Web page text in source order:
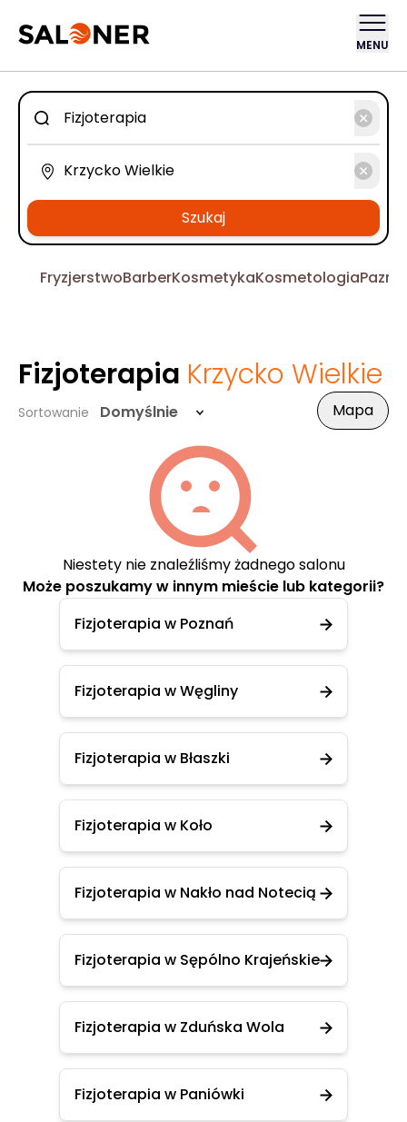
MENU
Szukaj
FryzjerstwoBarberKosmetykaKosmetologia
Fizjoterapia Krzycko Wielkie
Sortowanie Domyślnie Mapa
Niestety nie znaleźliśmy żadnego salonu
Może poszukamy w innym mieście lub kategorii?
Fizjoterapia w Poznań
Fizjoterapia w Węgliny
Fizjoterapia w Błaszki
Fizjoterapia w Koło
Fizjoterapia w Nakło nad Notecią
Fizjoterapia w Sępólno Krajeńskie
Fizjoterapia w Zduńska Wola
Fizjoterapia w Paniówki